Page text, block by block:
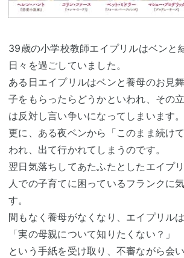
39歳の小学校教師エイプリルはベンと
日々を過ごしていました。
ある日エイプリルはベンと養母のお見
子をもらったらどうかといわれ、その
は反対し言い争いになってしまいます。
更に、ある夜ベンから「このまま続け
われ、出て行かれてしまうのです。
翌日気落ちしてあたふたとしたエイプ
人での子育てに困っているフランクに
す。
間もなく養母がなくなり、エイプリルは
「実の母親について知りたくない？」
という手紙を受け取り、不審ながら会